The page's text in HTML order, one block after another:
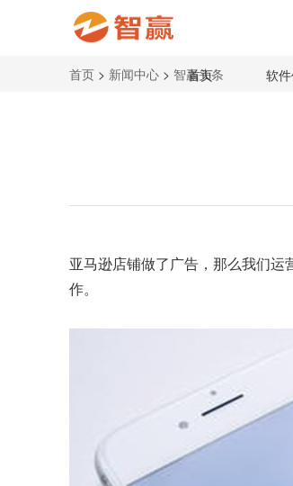
首页 软
首页 > 新闻中心 > 智赢头条
亚马逊店铺做了广告，那么我们运
作。